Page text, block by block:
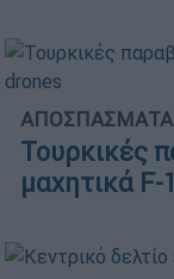
Τουρκικές
μαχητικά F-